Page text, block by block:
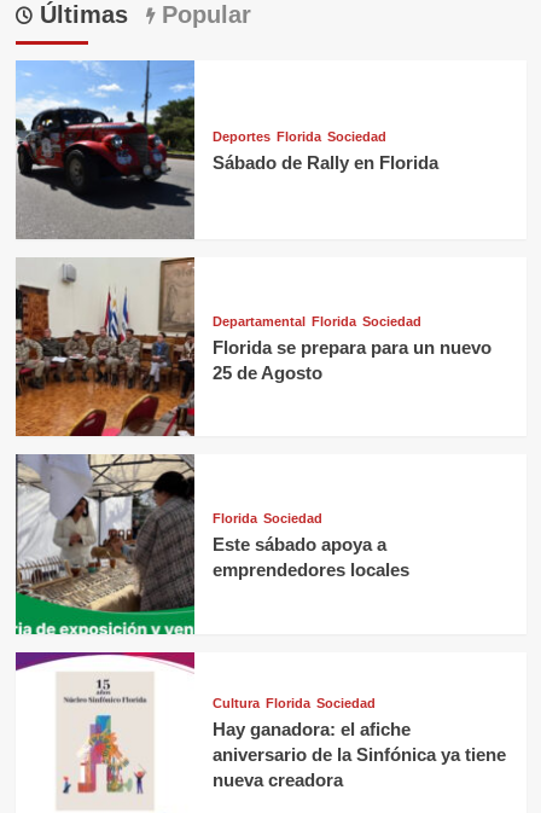
Últimas Popular
Deportes Florida Sociedad
Sábado de Rally en Florida
Departamental Florida Sociedad
Florida se prepara para un nuevo
25 de Agosto
Florida Sociedad
Este sábado apoya a
emprendedores locales
Cultura Florida Sociedad
Hay ganadora: el afiche
aniversario de la Sinfónica ya tiene
nueva creadora